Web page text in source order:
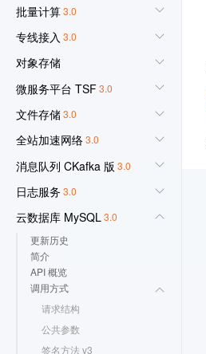
批量计算3.0
专线接入 3.0
对象存储
微服务平台 TSF3.0
文件存储3.0
全站加速网络3.0
消息队列 CKafka 版 3.0
日志服务 3.0
云数据库 MySQL3.0
更新历史
简介
API 概览
调用方式
请求结构
公共参数
签名方法 v3